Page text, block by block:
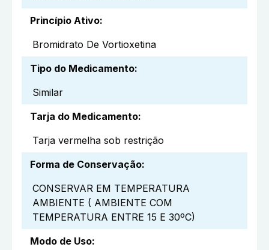
Princípio Ativo:
Bromidrato De Vortioxetina
Tipo do Medicamento:
Similar
Tarja do Medicamento:
Tarja vermelha sob restrição
Forma de Conservação:
CONSERVAR EM TEMPERATURA
AMBIENTE ( AMBIENTE COM
TEMPERATURA ENTRE 15 E 30ºC)
Modo de Uso: